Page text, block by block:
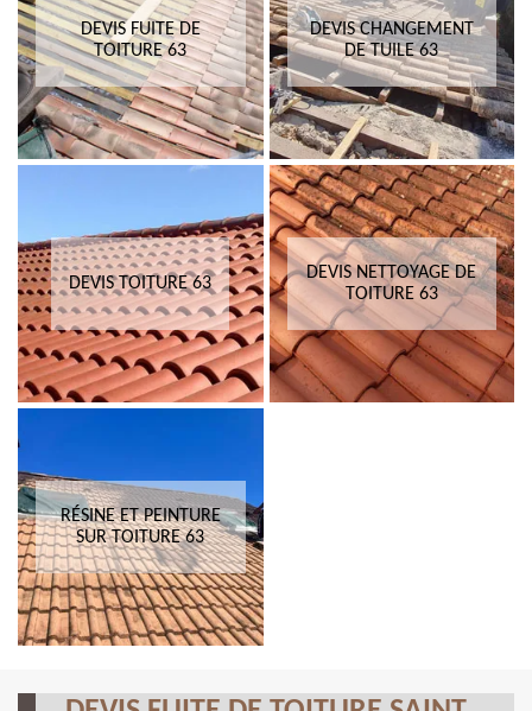
DEVIS FUITE DE
TOITURE 63
DEVIS CHANGEMENT
DE TUILE 63
DEVIS TOITURE 63
DEVIS NETTOYAGE DE
TOITURE 63
RÉSINE ET PEINTURE
SUR TOITURE 63